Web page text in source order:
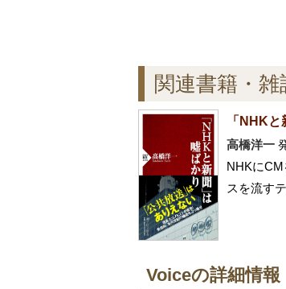
関連書籍・雑
「NHK
高橋洋一
NHKに
スを流す
Voiceの詳細情報